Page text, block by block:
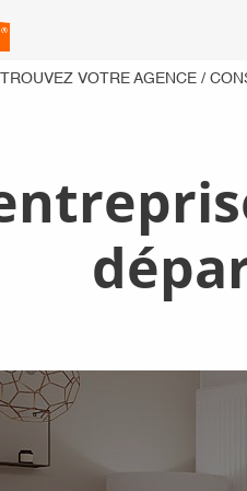
TROUVEZ VOTRE AGENCE /